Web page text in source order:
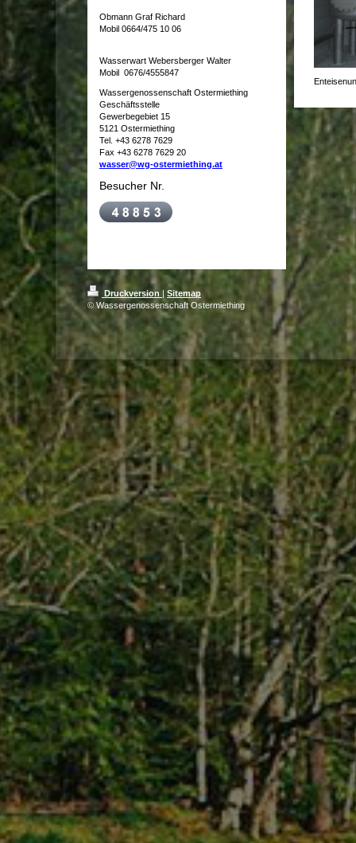
Obmann Graf Richard
Mobil 0664/475 10 06
Wasserwart Webersberger Walter
Mobil 0676/4555847
Wassergenossenschaft Ostermiething
Geschäftsstelle
Gewerbegebiet 15
5121 Ostermiething
Tel. +43 6278 7629
Fax +43 6278 7629 20
wasser@wg-ostermiething.at
Besucher Nr.
Druckversion | Sitemap
© Wassergenossenschaft Ostermiething